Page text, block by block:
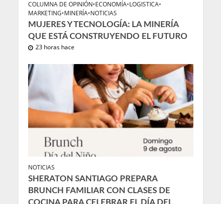
COLUMNA DE OPINIÓN•ECONOMÍA•LOGISTICA•
MARKETING•MINERÍA•NOTICIAS
MUJERES Y TECNOLOGÍA: LA MINERÍA
QUE ESTÁ CONSTRUYENDO EL FUTURO
23 horas hace
NOTICIAS
SHERATON SANTIAGO PREPARA
BRUNCH FAMILIAR CON CLASES DE
COCINA PARA CELEBRAR EL DÍA DEL